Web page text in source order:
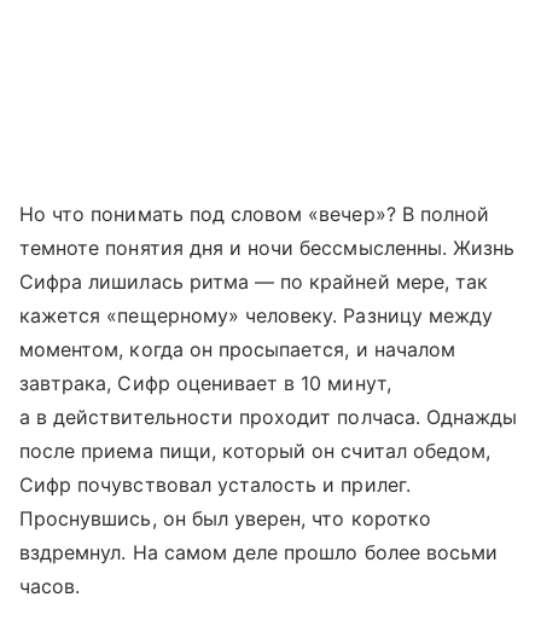
Но что понимать под словом «вечер»? В полной
темноте понятия дня и ночи бессмысленны. Жизнь
Сифра лишилась ритма — по крайней мере, так
кажется «пещерному» человеку. Разницу между
моментом, когда он просыпается, и началом
завтрака, Сифр оценивает в 10 минут,
а в действительности проходит полчаса. Однажды
после приема пищи, который он считал обедом,
Сифр почувствовал усталость и прилег.
Проснувшись, он был уверен, что коротко
вздремнул. На самом деле прошло более восьми
часов.